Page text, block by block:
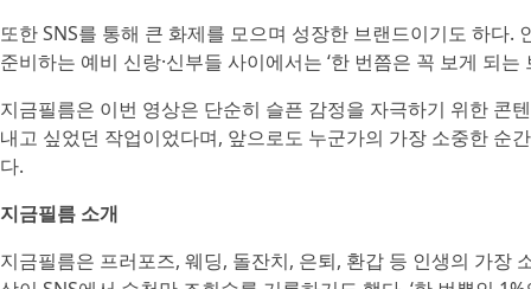
또한 SNS를 통해 큰 화제를 모으며 성장한 브랜드이기도 하다
준비하는 예비 신랑·신부들 사이에서는 ‘한 번쯤은 꼭 보게 되는
지금필름은 이번 영상은 단순히 슬픈 감정을 자극하기 위한 콘
내고 싶었던 작업이었다며, 앞으로도 누군가의 가장 소중한 순
다.
지금필름 소개
지금필름은 프러포즈, 웨딩, 돌잔치, 은퇴, 환갑 등 인생의 가